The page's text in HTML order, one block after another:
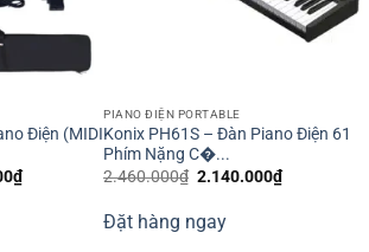
Điện (MIDI
₫Giá
hiện
PIANO ĐIỆN PORTABLE
Konix PH61S – Đàn Piano Điện 61
Phím Nặng C�...
2.460.000₫ Giá
2.460.000₫.
2.140.000₫Giá
hiện
Đặt hàng ngay